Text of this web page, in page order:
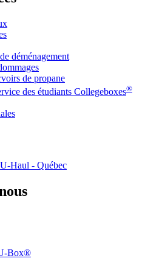
déménagement
de propane
des étudiants Collegeboxes®
U-Haul - Québec
Box®